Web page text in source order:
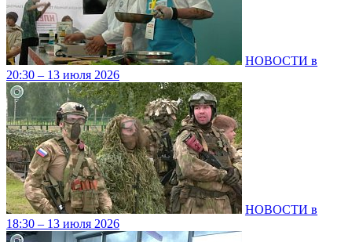
НОВОСТИ в
20:30 – 13 июля 2026
НОВОСТИ в
18:30 – 13 июля 2026